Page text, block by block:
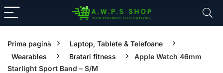
Prima pagină
Laptop, Tablete & Telefoane
Wearables
Bratari fitness
Apple Watch 46mm
Starlight Sport Band – S/M